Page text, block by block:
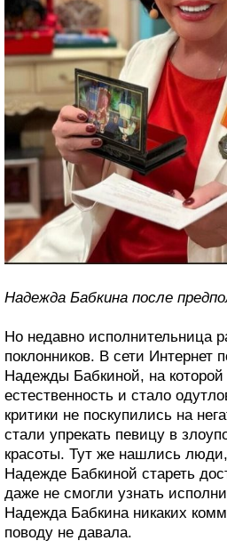
Надежда Бабкина после
Но недавно исполнительница
поклонников. В сети Интернет
Надежды Бабкиной, на
естественность и стало
критики не поскупились на
стали упрекать певицу в
красоты. Тут же нашлись
Надежде Бабкиной стареть
даже не смогли узнать
Надежда Бабкина никаких
поводу не давала.